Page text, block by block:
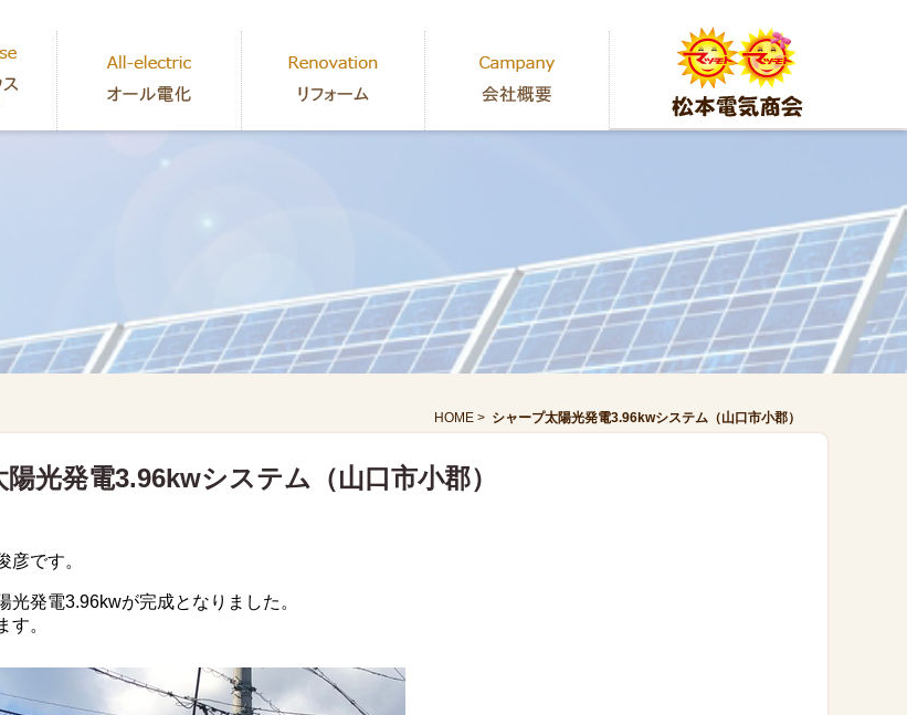
HOME > シャープ太陽光発電3.96kwシステム（山口市小郡）
光発電3.96kwシステム（山口市小郡）
彦です。
光発電3.96kwが完成となりました。
す。